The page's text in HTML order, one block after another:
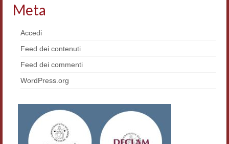
Pubblicazioni
Koreanische Literatur und Kultur
Altri volumi
Atti di convegno
Meta
Accedi
Feed dei contenuti
Feed dei commenti
WordPress.org